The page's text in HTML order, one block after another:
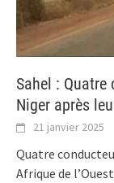
Sahel :
Niger après
21 janvier 2025
Quatre
Afrique de